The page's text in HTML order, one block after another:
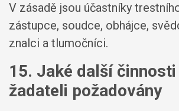
V zásadě jsou účastníky
zástupce, soudce, obhájce,
znalci a tlumočníci.
15. Jaké další
žadateli požadovány